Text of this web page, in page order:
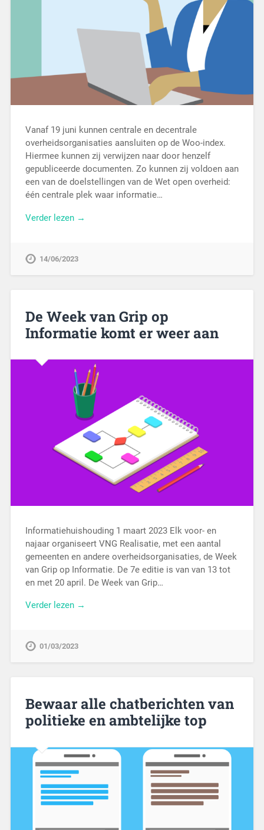
Vanaf 19 juni kunnen centrale en decentrale
overheidsorganisaties aansluiten op de Woo-index.
Hiermee kunnen zij verwijzen naar door henzelf
gepubliceerde documenten. Zo kunnen zij voldoen aan
een van de doelstellingen van de Wet open overheid:
één centrale plek waar informatie…
Verder lezen →
14/06/2023
De Week van Grip op
Informatie komt er weer aan
Informatiehuishouding 1 maart 2023 Elk voor- en
najaar organiseert VNG Realisatie, met een aantal
gemeenten en andere overheidsorganisaties, de Week
van Grip op Informatie. De 7e editie is van van 13 tot
en met 20 april. De Week van Grip…
Verder lezen →
01/03/2023
Bewaar alle chatberichten van
politieke en ambtelijke top